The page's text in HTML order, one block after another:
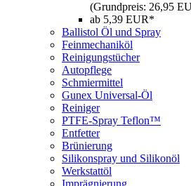
(Grundpreis: 26,95
ab 5,39 EUR*
Ballistol Öl und Spray
Feinmechaniköl
Reinigungstücher
Autopflege
Schmiermittel
Gunex Universal-Öl
Reiniger
PTFE-Spray Teflon™
Entfetter
Brünierung
Silikonspray und Silikonöl
Werkstattöl
Imprägnierung